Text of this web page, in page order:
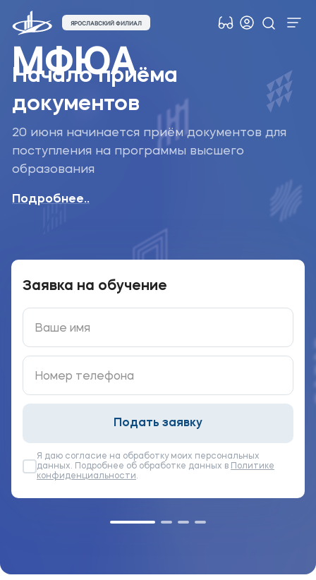
МФЮА
ЯРОСЛАВСКИЙ ФИЛИАЛ
Об университете
Лицензии и документы
Сведения об образовательной организации
Абитуриенту
Музейно-выставочный центр МФЮА
Наука
Противодействие терроризму и экстремизму
Студентам
Карьера
Институт дополнительного образования
Среднее профессиональное образование
Высшее образование
Начало приёма
документов
20 июня начинается приём документов для
поступления на программы высшего
образования
Подробнее..
Заявка на обучение
Подать заявку
Я даю согласие на обработку моих персональных
данных. Подробнее об обработке данных в
Политике
конфиденциальности.